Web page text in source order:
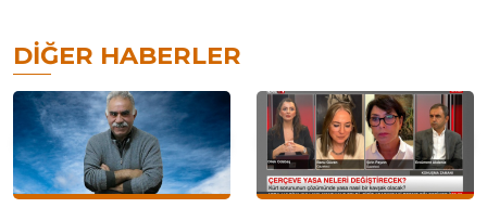
DIĞER HABERLER